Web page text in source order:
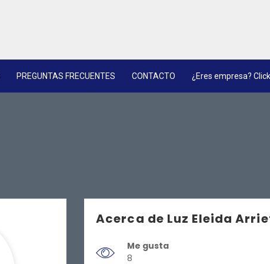
PREGUNTAS FRECUENTES CONTACTO ¿Eres empresa?
Acerca de Luz Eleida
Me gusta
8